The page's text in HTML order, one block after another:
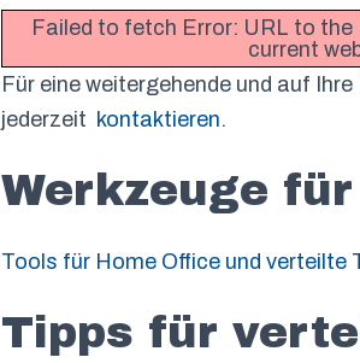
Failed to fetch Error: URL to
current
Für eine weitergehende und auf
jederzeit kontaktieren.
Werkzeuge
Tools für Home Office und verteilte
Tipps für